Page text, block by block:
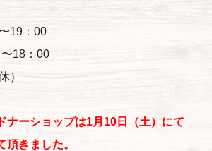
19：00
：00
）
ナーショップは1月10日（土）にて
頂きました。